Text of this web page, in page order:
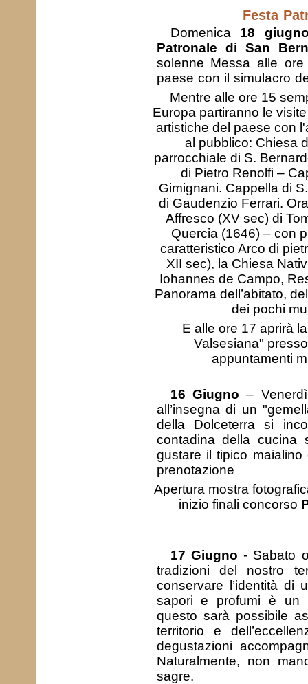
Festa
Domenica 18
Patronale di San
solenne Messa alle
paese con il simulacro
Mentre alle ore 15
Europa partiranno le
artistiche del paese con
al pubblico: Chiesa
parrocchiale di S.
di Pietro Renolfi –
Gimignani. Cappella di
di Gaudenzio Ferrari.
Affresco (XV sec) di
Quercia (1646) – con
caratteristico Arco di
XII sec), la Chiesa
Iohannes de Campo,
Panorama dell’abitato,
dei pochi
E alle ore 17 aprirà
Valsesiana"
appuntamenti
16 Giugno –
all’insegna di un
della Dolceterra si
contadina della cucina
gustare il tipico
prenotazione
Apertura mostra
inizio finali concorso
17 Giugno - Sabato
tradizioni del nostro
conservare l’identità di
sapori e profumi è un
questo sarà possibile
territorio e
degustazioni
Naturalmente, non
sagre.